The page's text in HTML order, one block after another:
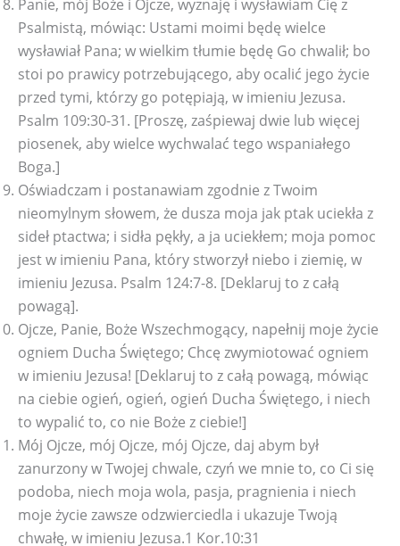
Panie, mój Boże i Ojcze, wyznaję i wysławiam Cię z
Psalmistą, mówiąc: Ustami moimi będę wielce
wysławiał Pana; w wielkim tłumie będę Go chwalił; bo
stoi po prawicy potrzebującego, aby ocalić jego życie
przed tymi, którzy go potępiają, w imieniu Jezusa.
Psalm 109:30-31. [Proszę, zaśpiewaj dwie lub więcej
piosenek, aby wielce wychwalać tego wspaniałego
Boga.]
Oświadczam i postanawiam zgodnie z Twoim
nieomylnym słowem, że dusza moja jak ptak uciekła z
sideł ptactwa; i sidła pękły, a ja uciekłem; moja pomoc
jest w imieniu Pana, który stworzył niebo i ziemię, w
imieniu Jezusa. Psalm 124:7-8. [Deklaruj to z całą
powagą].
Ojcze, Panie, Boże Wszechmogący, napełnij moje życie
ogniem Ducha Świętego; Chcę zwymiotować ogniem
w imieniu Jezusa! [Deklaruj to z całą powagą, mówiąc
na ciebie ogień, ogień, ogień Ducha Świętego, i niech
to wypalić to, co nie Boże z ciebie!]
Mój Ojcze, mój Ojcze, mój Ojcze, daj abym był
zanurzony w Twojej chwale, czyń we mnie to, co Ci się
podoba, niech moja wola, pasja, pragnienia i niech
moje życie zawsze odzwierciedla i ukazuje Twoją
chwałę, w imieniu Jezusa.1 Kor.10:31